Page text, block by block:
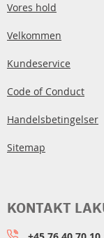
Vores hold
Velkommen
Kundeservice
Code of Conduct
Handelsbetingelser
Sitemap
KONTAKT